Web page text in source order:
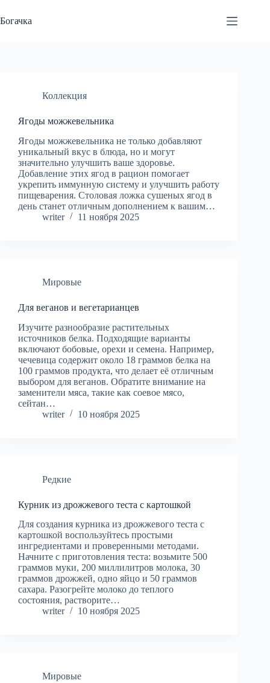
к
сути
Богачка
Коллекция
Ягоды можжевельника
Ягоды можжевельника не только добавляют
уникальный вкус в блюда, но и могут
значительно улучшить ваше здоровье.
Добавление этих ягод в рацион помогает
укрепить иммунную систему и улучшить работу
пищеварения. Столовая ложка сушеных ягод в
день станет отличным дополнением к вашим…
writer
11 ноября 2025
Мировые
Для веганов и вегетарианцев
Изучите разнообразие растительных
источников белка. Подходящие варианты
включают бобовые, орехи и семена. Например,
чечевица содержит около 18 граммов белка на
100 граммов продукта, что делает её отличным
выбором для веганов. Обратите внимание на
заменители мяса, такие как соевое мясо,
сейтан…
writer
10 ноября 2025
Редкие
Курник из дрожжевого теста с картошкой
Для создания курника из дрожжевого теста с
картошкой воспользуйтесь простыми
ингредиентами и проверенными методами.
Начните с приготовления теста: возьмите 500
граммов муки, 200 миллилитров молока, 30
граммов дрожжей, одно яйцо и 50 граммов
сахара. Разогрейте молоко до теплого
состояния, растворите…
writer
10 ноября 2025
Мировые